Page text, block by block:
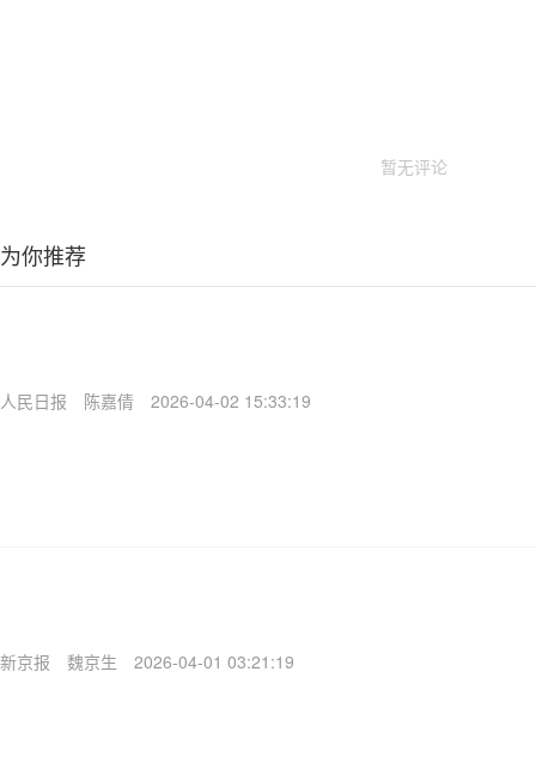
暂无评论
为你推荐
人民日报 陈嘉倩 2026-04-02 15:33:19
新京报 魏京生 2026-04-01 03:21:19